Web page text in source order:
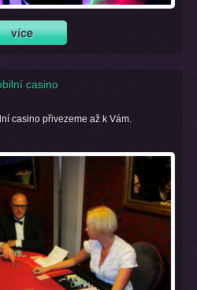
casino
casino přivezeme až k Vám.